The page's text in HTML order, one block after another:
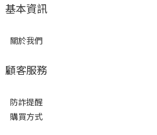
基本資訊
關於我們
顧客服務
防詐提醒
購買方式